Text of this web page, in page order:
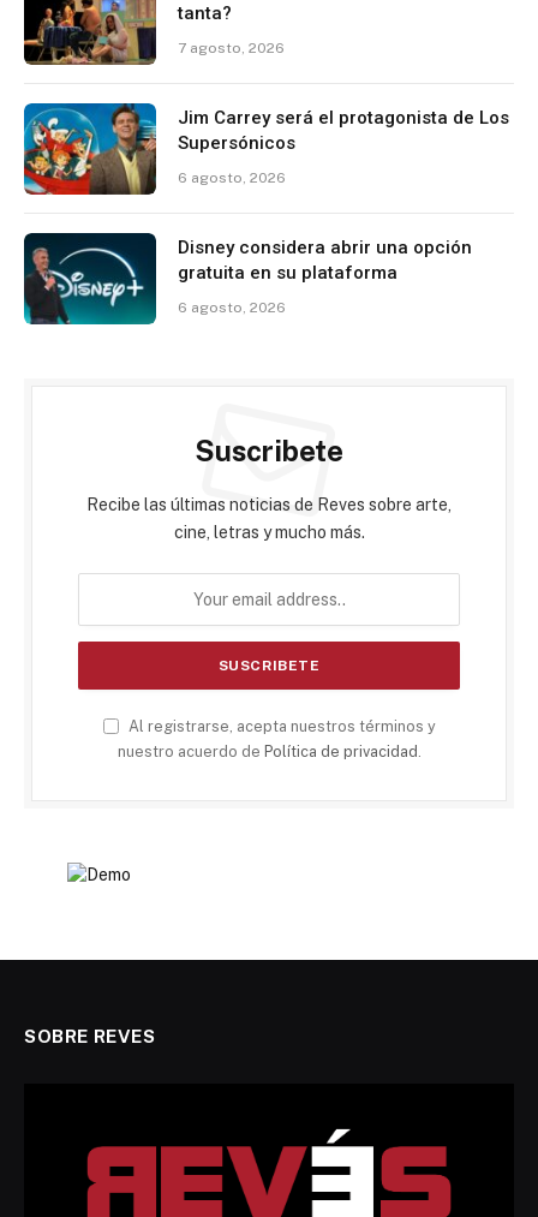
tanta?
7 agosto, 2026
Jim Carrey será el protagonista de Los
Supersónicos
6 agosto, 2026
Disney considera abrir una opción
gratuita en su plataforma
6 agosto, 2026
Suscribete
Recibe las últimas noticias de Reves sobre arte,
cine, letras y mucho más.
Al registrarse, acepta nuestros términos y
nuestro acuerdo de Política de privacidad
SOBRE REVES